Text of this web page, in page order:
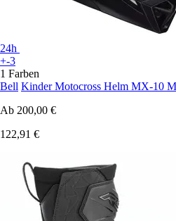
24h
+-3
1 Farben
Bell Kinder Motocross Helm MX-10
Ab 200,00 €
122,91 €